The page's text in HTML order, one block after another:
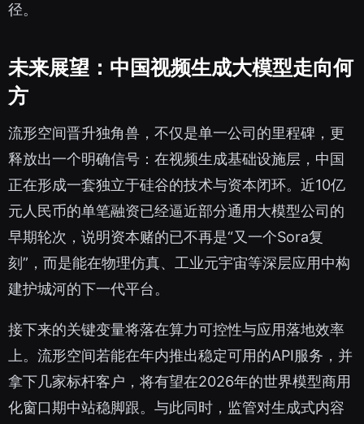
径。
未来展望：中国视频生成大模型走向何
方
流形空间晋升独角兽，不仅是单一公司的里程碑，更
释放出一个明确信号：在视频生成基础设施层，中国
正在形成一套独立于硅谷的技术与资本闭环。近10亿
元人民币的单笔融资已经逼近部分通用大模型公司的
早期轮次，说明资本赌的已不再是“又一个Sora复
刻”，而是能在物理仿真、工业元宇宙等深层应用中构
建护城河的下一代平台。
接下来的关键变量将落在算力可控性与应用落地效率
上。流形空间若能在年内推出稳定可用的API服务，并
拿下几家标杆客户，将有望在2026年的世界模型商用
化窗口期中站稳脚跟。与此同时，监管对生成式内容